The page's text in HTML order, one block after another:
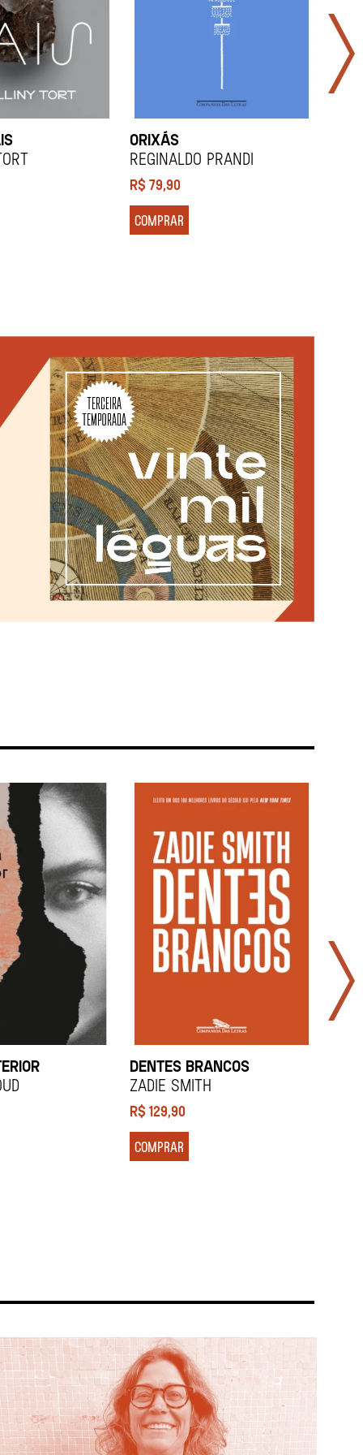
ORIXÁS
REGINALDO PRANDI
R$79,90
COMPRAR
DENTES BRANCOS
Zadie Smith
R$129,90
COMPRAR